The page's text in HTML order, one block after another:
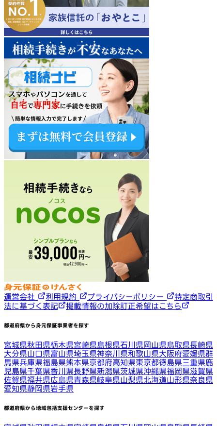
運営会社 利用規約 プライバシーポリシー
特定商取引
法に基づく表記
掲載情報の加除訂正希望はこちら
都道府県から身元保証事業者を探す
宮城県秋田県栃木県宮崎県島根県石川県岡山県鳥取県長崎県
大分県山口県富山県埼玉県神奈川県和歌山県大阪府愛媛県群
馬県兵庫県福島県熊本県京都府高知県東京都徳島県三重県鹿
児島県千葉県香川県長野県新潟県茨城県沖縄県福岡県滋賀県
佐賀県福井県広島県青森県岐阜県山梨県北海道山形県奈良県
愛知県静岡県岩手県
都道府県から地域包括支援センターを探す